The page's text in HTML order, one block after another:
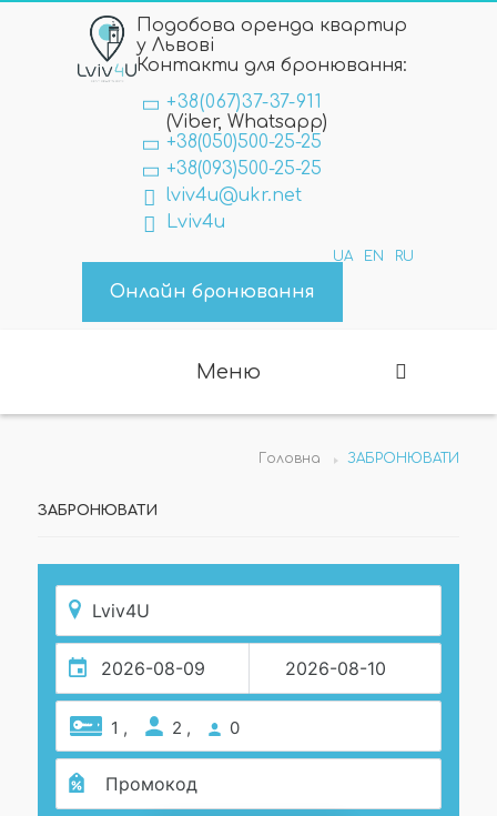
Подобова оренда квартир
у Львові
Контакти для бронювання:
+38(067)37-37-911
(Viber, Whatsapp)
+38(050)500-25-25
+38(093)500-25-25
lviv4u@ukr.net
Lviv4u
UA EN RU
Онлайн бронювання
Меню
Головна ЗАБРОНЮВАТИ
ЗАБРОНЮВАТИ